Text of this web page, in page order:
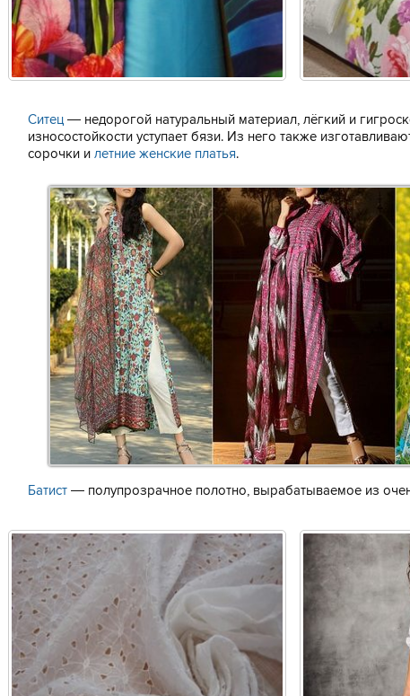
Ситец — недорогой натуральный материал, лёгкий и
износостойкости уступает бязи. Из него также
сорочки и летние женские платья.
Батист — полупрозрачное полотно, вырабатываемое из